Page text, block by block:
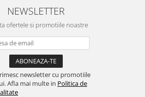
NEWSLETTER
ofertele si promotiile noastre
newsletter cu promotiile
Afla mai multe in Politica de